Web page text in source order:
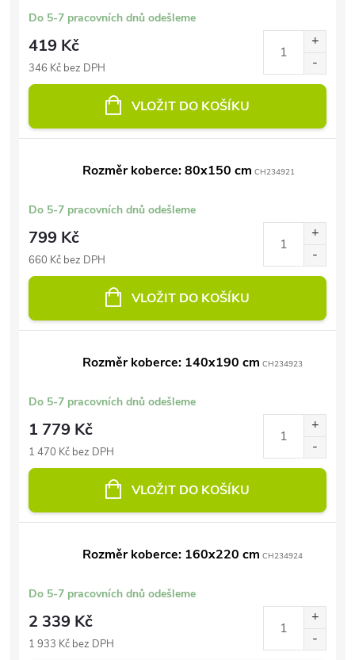
Do 5-7 pracovních dnů odešleme
419 Kč
346 Kč bez DPH
VLOŽIT DO KOŠÍKU
Rozměr koberce: 80x150 cm CH234921
Do 5-7 pracovních dnů odešleme
799 Kč
660 Kč bez DPH
VLOŽIT DO KOŠÍKU
Rozměr koberce: 140x190 cm CH234923
Do 5-7 pracovních dnů odešleme
1 779 Kč
1 470 Kč bez DPH
VLOŽIT DO KOŠÍKU
Rozměr koberce: 160x220 cm CH234924
Do 5-7 pracovních dnů odešleme
2 339 Kč
1 933 Kč bez DPH